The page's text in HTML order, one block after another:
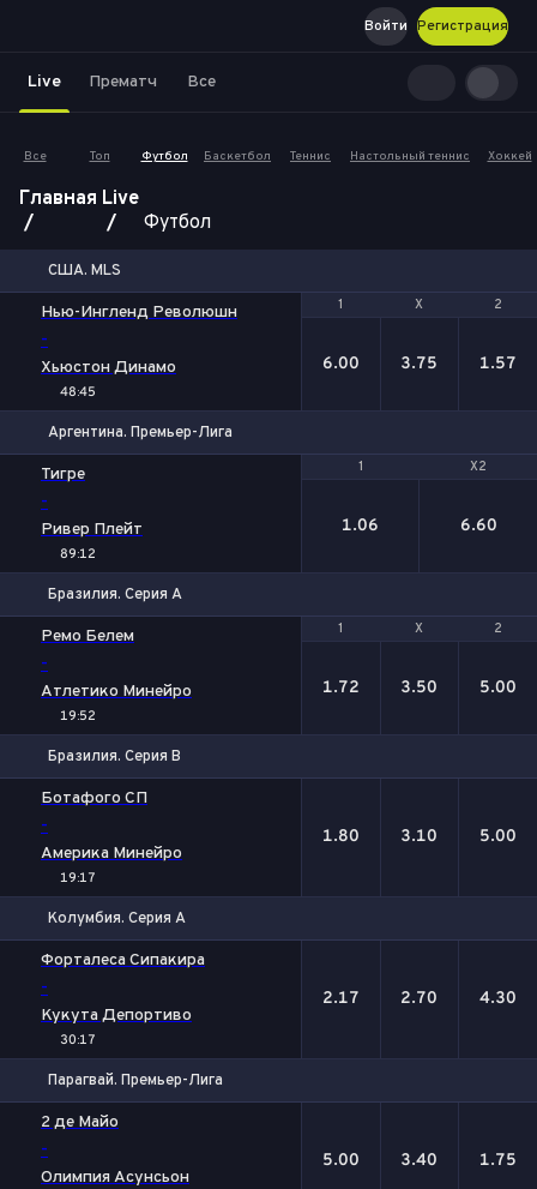
Регистрация
Войти
Live Прематч Все
Все Топ Футбол Баскетбол Теннис Настольный теннис Хоккей
Главная Live
Футбол
США. MLS
1 Х 2
Нью-Ингленд Революшн
-
Хьюстон Динамо
48:45
1 Х 2
6.00 3.75 1.57
Аргентина. Премьер-Лига
1 X2
Тигре
-
Ривер Плейт
89:12
1 X2
1.06 6.60
Бразилия. Серия А
1 Х 2
Ремо Белем
-
Атлетико Минейро
19:52
1 Х 2
1.72 3.50 5.00
Бразилия. Серия В
Ботафого СП
-
Америка Минейро
19:17
1.80 3.10 5.00
Колумбия. Серия А
Форталеса Сипакира
-
Кукута Депортиво
30:17
2.17 2.70 4.30
Парагвай. Премьер-Лига
2 де Майо
-
Олимпия Асунсьон
5.00 3.40 1.75